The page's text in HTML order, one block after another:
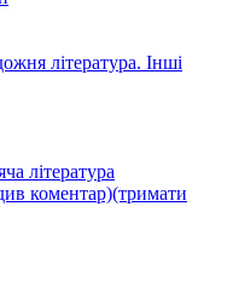
література. Інші
література
коментар)(тримати